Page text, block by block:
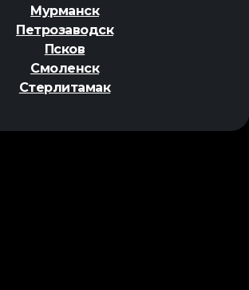
Мурманск
Петрозаводск
Псков
Смоленск
Стерлитамак